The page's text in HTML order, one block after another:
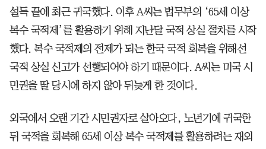
설득 끝에 최근 귀국했다. 이후 A씨는 법무부의 ‘65세 이상
복수 국적제’를 활용하기 위해 지난달 국적 상실 절차를 시작
했다. 복수 국적제의 전제가 되는 한국 국적 회복을 위해선
국적 상실 신고가 선행되어야 하기 때문이다. A씨는 미국 시
민권을 딸 당시에 하지 않아 뒤늦게 한 것이다.
외국에서 오랜 기간 시민권자로 살아오다, 노년기에 귀국한
뒤 국적을 회복해 65세 이상 복수 국적제를 활용하려는 재외